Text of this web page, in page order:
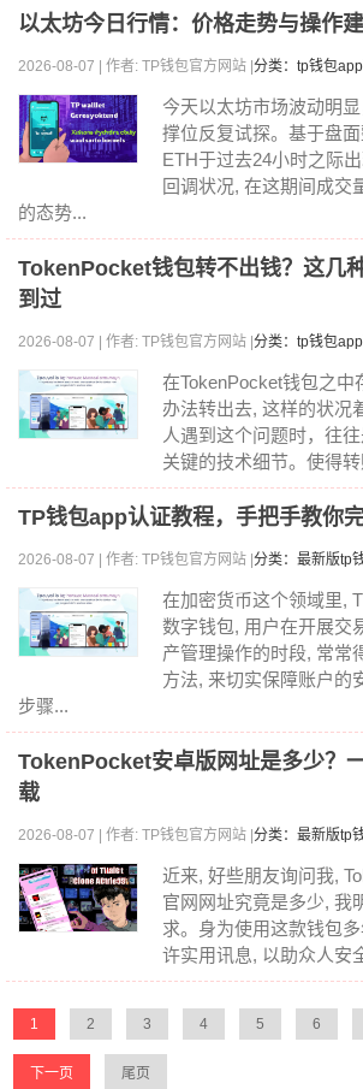
以太坊今日行情：价格走势与操作
2026-08-07 | 作者: TP钱包官方网站 | 分类：tp钱包
今天以太坊市场波动明
撑位反复试探。基于盘
ETH于过去24小时之际
回调状况, 在这期间成交
的态势...
TokenPocket钱包转不出钱？这几
到过
2026-08-07 | 作者: TP钱包官方网站 | 分类：tp钱包
在TokenPocket钱包之中
办法转出去, 这样的状况
人遇到这个问题时，往
关键的技术细节。使得
TP钱包app认证教程，手把手教你
2026-08-07 | 作者: TP钱包官方网站 | 分类：最新版tp
在加密货币这个领域里,
数字钱包, 用户在开展交
产管理操作的时段, 常常
方法, 来切实保障账户的
步骤...
TokenPocket安卓版网址是多少？
载
2026-08-07 | 作者: TP钱包官方网站 | 分类：最新版tp
近来, 好些朋友询问我,
官网网址究竟是多少, 我
求。身为使用这款钱包
许实用讯息, 以助众人安
1 2 3 4 5 6
下一页 尾页